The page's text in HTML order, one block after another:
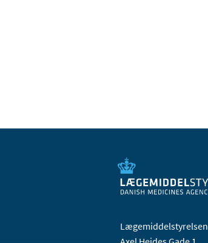
Lægemiddelstyrelsen